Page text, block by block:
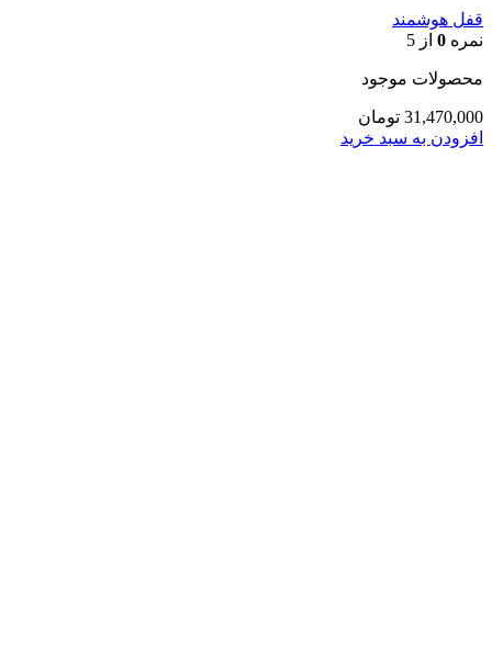
قفل هوشمند
نمره 0 از 5
محصولات موجود
31,470,000 تومان
افزودن به سبد خرید